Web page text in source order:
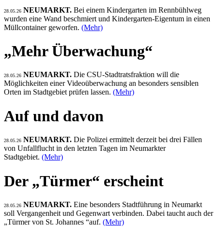
28.05.26 NEUMARKT. Bei einem Kindergarten im Rennbühlweg
wurden eine Wand beschmiert und Kindergarten-Eigentum in einen
Müllcontainer geworfen. (Mehr)
„Mehr Überwachung“
28.05.26 NEUMARKT. Die CSU-Stadtratsfraktion will die
Möglichkeiten einer Videoüberwachung an besonders sensiblen
Orten im Stadtgebiet prüfen lassen. (Mehr)
Auf und davon
28.05.26 NEUMARKT. Die Polizei ermittelt derzeit bei drei Fällen
von Unfallflucht in den letzten Tagen im Neumarkter
Stadtgebiet. (Mehr)
Der „Türmer“ erscheint
28.05.26 NEUMARKT. Eine besonders Stadtführung in Neumarkt
soll Vergangenheit und Gegenwart verbinden. Dabei taucht auch der
„Türmer von St. Johannes “auf. (Mehr)